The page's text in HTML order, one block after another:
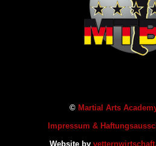
© Martial Arts
Impressum &
Website by